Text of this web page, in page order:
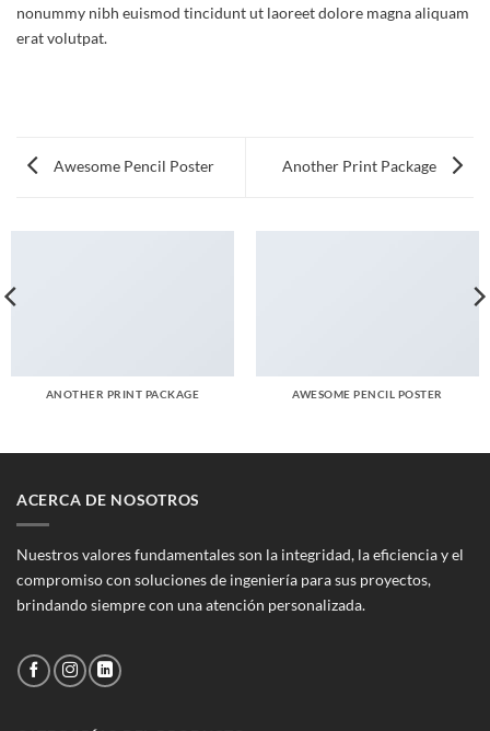
nonummy nibh euismod tincidunt ut laoreet dolore magna aliquam
erat volutpat.
Awesome Pencil Poster Another Print Package
ANOTHER PRINT PACKAGE AWESOME PENCIL POSTER
ACERCA DE NOSOTROS
Nuestros valores fundamentales son la integridad, la eficiencia y el
compromiso con soluciones de ingeniería para sus proyectos,
brindando siempre con una atención personalizada.